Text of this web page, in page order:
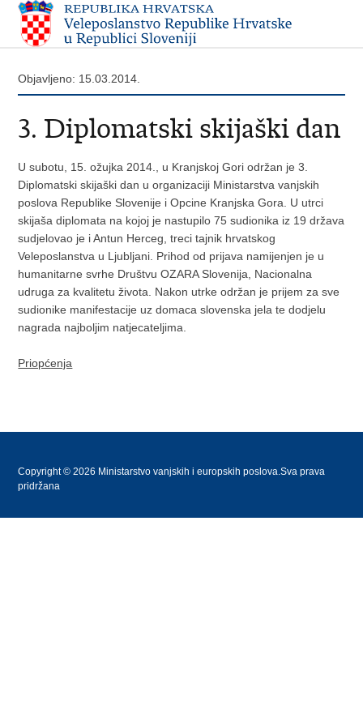
Objavljeno: 15.03.2014.
3. Diplomatski skijaški dan
U subotu, 15. ožujka 2014., u Kranjskoj Gori održan je 3.
Diplomatski skijaški dan u organizaciji Ministarstva vanjskih
poslova Republike Slovenije i Opcine Kranjska Gora. U utrci
skijaša diplomata na kojoj je nastupilo 75 sudionika iz 19 država
sudjelovao je i Antun Herceg, treci tajnik hrvatskog
Veleposlanstva u Ljubljani. Prihod od prijava namijenjen je u
humanitarne svrhe Društvu OZARA Slovenija, Nacionalna
udruga za kvalitetu života. Nakon utrke održan je prijem za sve
sudionike manifestacije uz domaca slovenska jela te dodjelu
nagrada najboljim natjecateljima.
Priopćenja
Copyright © 2026 Ministarstvo vanjskih i europskih poslova.Sva prava
pridržana